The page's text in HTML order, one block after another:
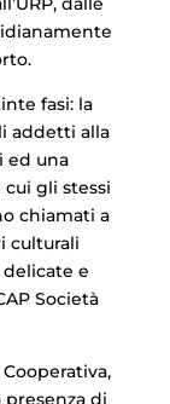
fasi: la
addetti alla
ed una
cui gli stessi
chiamati a
culturali
e
Società
di